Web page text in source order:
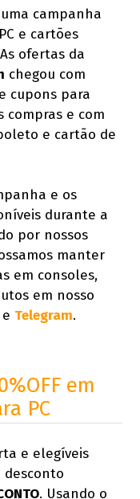
campanha
e cartões
ofertas da
chegou com
cupons para
compras e com
e cartão de
e os
durante a
por nossos
manter
em consoles,
em nosso
e Telegram.
em
PC
e elegíveis
desconto
. Usando o